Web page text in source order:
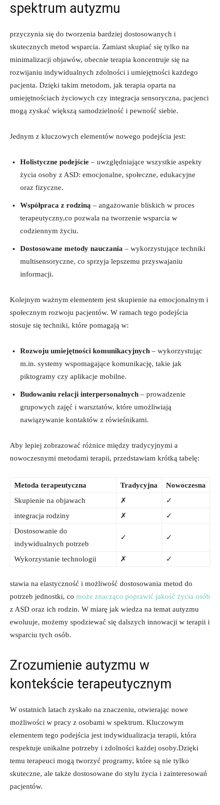
spektrum autyzmu
przyczynia się do tworzenia bardziej dostosowanych i
skutecznych metod wsparcia. Zamiast skupiać się tylko na
minimalizacji objawów, obecnie terapia koncentruje się na
rozwijaniu indywidualnych zdolności i umiejętności każdego
pacjenta. Dzięki takim metodom, jak terapia oparta na
umiejętnościach życiowych czy integracja sensoryczna, pacjenci
mogą zyskać większą samodzielność i pewność siebie.
Jednym z kluczowych elementów nowego podejścia jest:
Holistyczne podejście – uwzględniające wszystkie aspekty
życia osoby z ASD: emocjonalne, społeczne, edukacyjne
oraz fizyczne.
Współpraca z rodziną – angażowanie bliskich w proces
terapeutyczny,co pozwala na tworzenie wsparcia w
codziennym życiu.
Dostosowane metody nauczania – wykorzystujące techniki
multisensoryczne, co sprzyja lepszemu przyswajaniu
informacji.
Kolejnym ważnym elementem jest skupienie na emocjonalnym i
społecznym rozwoju pacjentów. W ramach tego podejścia
stosuje się techniki, które pomagają w:
Rozwoju umiejętności komunikacyjnych – wykorzystując
m.in. systemy wspomagające komunikację, takie jak
piktogramy czy aplikacje mobilne.
Budowaniu relacji interpersonalnych – prowadzenie
grupowych zajęć i warsztatów, które umożliwiają
nawiązywanie kontaktów z rówieśnikami.
Aby lepiej zobrazować różnice między tradycyjnymi a
nowoczesnymi metodami terapii, przedstawiam krótką tabelę:
Metoda terapeutyczna Tradycyjna
Nowoczesna
Skupienie na objawach
✗
✓
integracja rodziny
✗
✓
Dostosowanie do
indywidualnych potrzeb
✓ ✓
Wykorzystanie technologii ✗ ✓
stawia na elastyczność i możliwość dostosowania metod do
potrzeb jednostki, co może znacząco poprawić jakość życia osób
z ASD oraz ich rodzin. W miarę jak wiedza na temat autyzmu
ewoluuje, możemy spodziewać się dalszych innowacji w terapii i
wsparciu tych osób.
Zrozumienie autyzmu w
kontekście terapeutycznym
W ostatnich latach zyskało na znaczeniu, otwierając nowe
możliwości w pracy z osobami w spektrum. Kluczowym
elementem tego podejścia jest indywidualizacja terapii, która
respektuje unikalne potrzeby i zdolności każdej osoby.Dzięki
temu terapeuci mogą tworzyć programy, które są nie tylko
skuteczne, ale także dostosowane do stylu życia i zainteresowań
pacjentów.